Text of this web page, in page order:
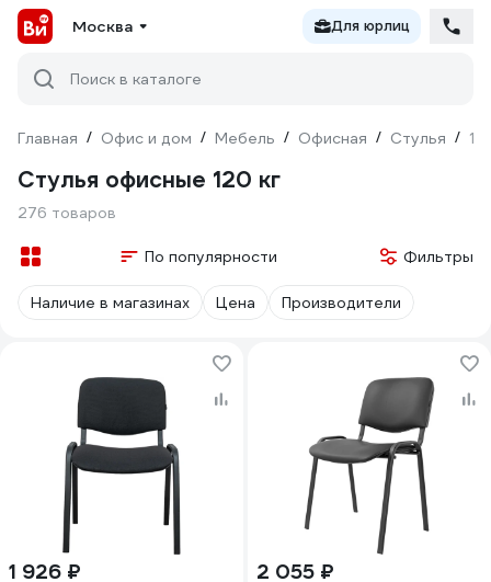
Москва Для юрлиц
Поиск в каталоге
Главная / Офис и дом / Мебель / Офисная / Стулья /
Стулья офисные 120 кг
276 товаров
По популярности Фильтры
Наличие в магазинах Цена Производители
1 926 ₽ 2 055 ₽